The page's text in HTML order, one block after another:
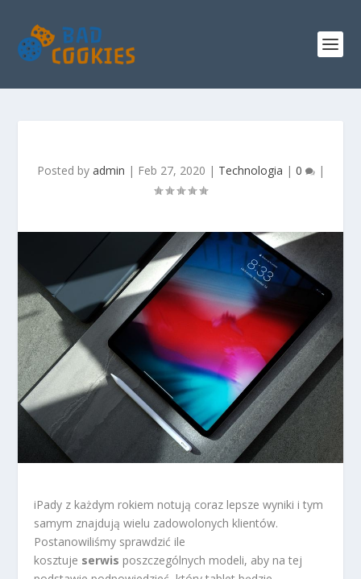
Posted by admin | Feb 27, 2020 | Technologia | 0 |
iPady z każdym rokiem notują coraz lepsze wyniki i tym
samym znajdują wielu zadowolonych klientów.
Postanowiliśmy sprawdzić ile
kosztuje serwis poszczególnych modeli, aby na tej